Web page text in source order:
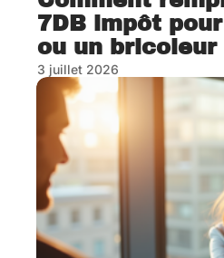
7DB impôt
ou un
3 juillet 2026